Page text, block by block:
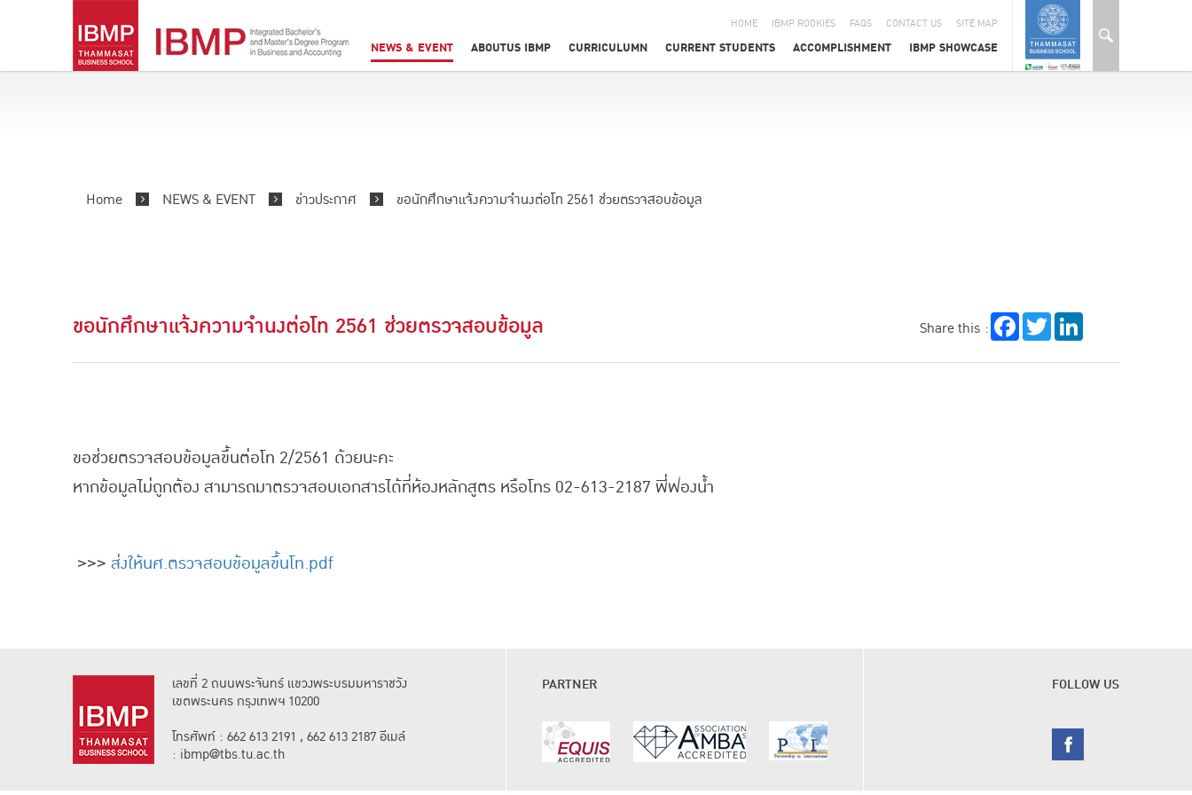
HOME IBMP ROOKIES FAQS CONTACT US SITE MAP
NEWS & EVENT ABOUTUS IBMP CURRICULUMN CURRENT STUDENTS ACCOMPLISHMENT IBMP SHOWCASE
Home NEWS & EVENT ข่าวประกาศ ขอนักศึกษาแจ้งความจำนงต่อโท 2561 ช่วยตรวจสอบข้อมูล
ขอนักศึกษาแจ้งความจำนงต่อโท 2561 ช่วยตรวจสอบข้อมูล Share this : FacebookTwitter
ขอช่วยตรวจสอบข้อมูลขึ้นต่อโท 2/2561 ด้วยนะคะ
หากข้อมูลไม่ถูกต้อง สามารถมาตรวจสอบเอกสารได้ที่ห้องหลักสูตร หรือโทร 02-613-2187 พี่ฟองน้ำ
>>> ส่งให้นศ.ตรวจสอบข้อมูลขึ้นโท.pdf
เลขที่ 2 ถนนพระจันทร์ แขวงพระบรมมหาราชวัง
เขตพระนคร กรุงเทพฯ 10200
โทรศัพท์ : 662 613 2191 , 662 613 2187 อีเมล์
: ibmp@tbs.tu.ac.th
PARTNER FOLLOW US